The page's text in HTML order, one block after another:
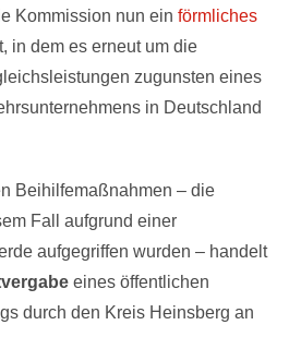
Kommission nun einförmliches
in dem es erneut um die
zugunsten eines
in Deutschland
Beihilfemaßnahmen – die
Fall aufgrund einer
aufgegriffen wurden – handelt
eines öffentlichen
durch den Kreis Heinsberg an